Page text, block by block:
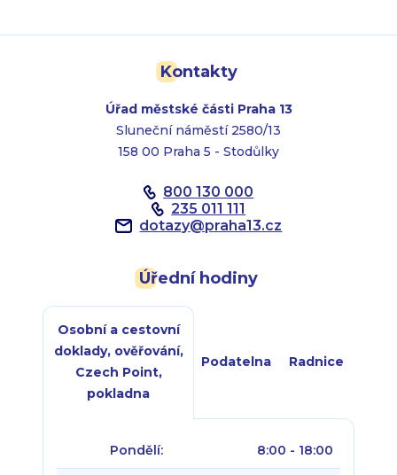
Kontakty
Úřad městské části Praha 13
Sluneční náměstí 2580/13
158 00 Praha 5 - Stodůlky
800 130 000
235 011 111
dotazy@praha13.cz
Úřední hodiny
Osobní a cestovní
doklady, ověřování,
Czech Point,
pokladna
Podatelna Radnice
Pondělí: 8:00 - 18:00